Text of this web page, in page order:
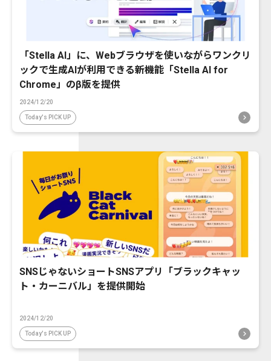
「Stella AI」に、Webブラウザを使いながらワンクリ
ックで生成AIが利用できる新機能「Stella AI for
Chrome」のβ版を提供
2024/12/20
Today's PICK UP
SNSじゃないショートSNSアプリ「ブラックキャッ
ト・カーニバル」を提供開始
2024/12/20
Today's PICK UP